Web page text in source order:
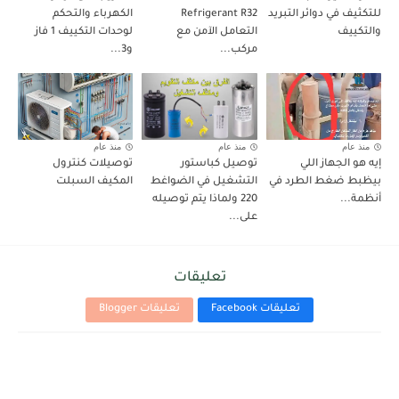
للتكثيف في دوائر التبريد
والتكييف
Refrigerant R32
التعامل الآمن مع
مركب...
الكهرباء والتحكم
لوحدات التكييف 1 فاز
و3...
منذ عام
إيه هو الجهاز اللي
بيظبط ضغط الطرد في
أنظمة...
منذ عام
توصيل كباستور
التشغيل في الضواغط
220 ولماذا يتم توصيله
على...
منذ عام
توصيلات كنترول
المكيف السبلت
تعليقات
تعليقات Facebook تعليقات Blogger